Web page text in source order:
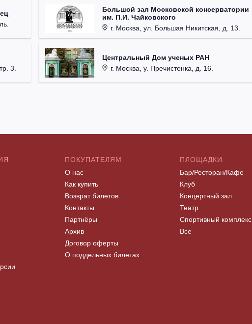
3.
Большой зал Московской консерватории
им. П.И. Чайковского
г. Москва, ул. Большая Никитская, д. 13.
Центральный Дом ученых РАН
г. Москва, у. Пречистенка, д. 16.
ПОКУПАТЕЛЯМ
О нас
Как купить
Возврат билетов
Контакты
Партнёры
Архив
Договор оферты
О поддельных билетах
ПЛОЩАДКИ
Бар/Ресторан/Кафе
Клуб
Концертный зал
Театр
Спортивный комплекс
Все